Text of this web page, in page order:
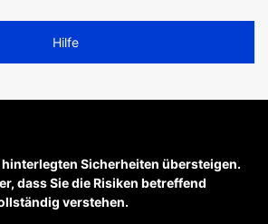
Hilfe
Sicherheiten übersteigen.
dass Sie die Risiken betreffend
verstehen.